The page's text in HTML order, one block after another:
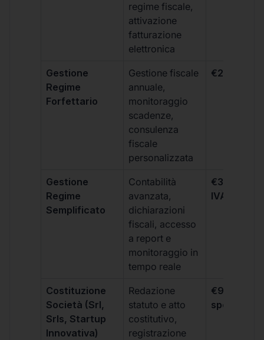
regime fiscale,
attivazione
fatturazione
elettronica
Gestione
Regime
Forfettario
Gestione fiscale
annuale,
monitoraggio
scadenze,
consulenza
fiscale
personalizzata
€264 +
Gestione
Regime
Semplificato
Contabilità
avanzata,
dichiarazioni
fiscali, accesso
a report e
monitoraggio in
tempo reale
€333 +
IVA/
Costituzione
Società (Srl,
Srls, Startup
Innovativa)
Redazione
statuto e atto
costitutivo,
registrazione
€99 + IVA
spese